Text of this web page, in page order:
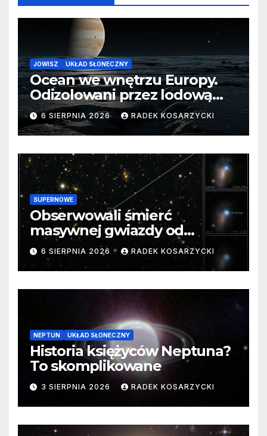
JOWISZ UKŁAD SŁONECZNY
Ocean we wnętrzu Europy.
Odizolowani przez lodową
barierę
6 SIERPNIA 2026 RADEK KOSARZYCKI
SUPERNOWE
Obserwowali śmierć
masywnej gwiazdy od
samego początku. Niezwykle
cenne dane
6 SIERPNIA 2026 RADEK KOSARZYCKI
NEPTUN UKŁAD SŁONECZNY
Historia księżyców Neptuna?
To skomplikowane
3 SIERPNIA 2026 RADEK KOSARZYCKI